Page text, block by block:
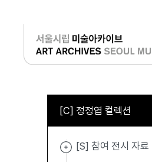
로그인
[C] 정정엽 컬렉션
[S] 참여 전시 자료